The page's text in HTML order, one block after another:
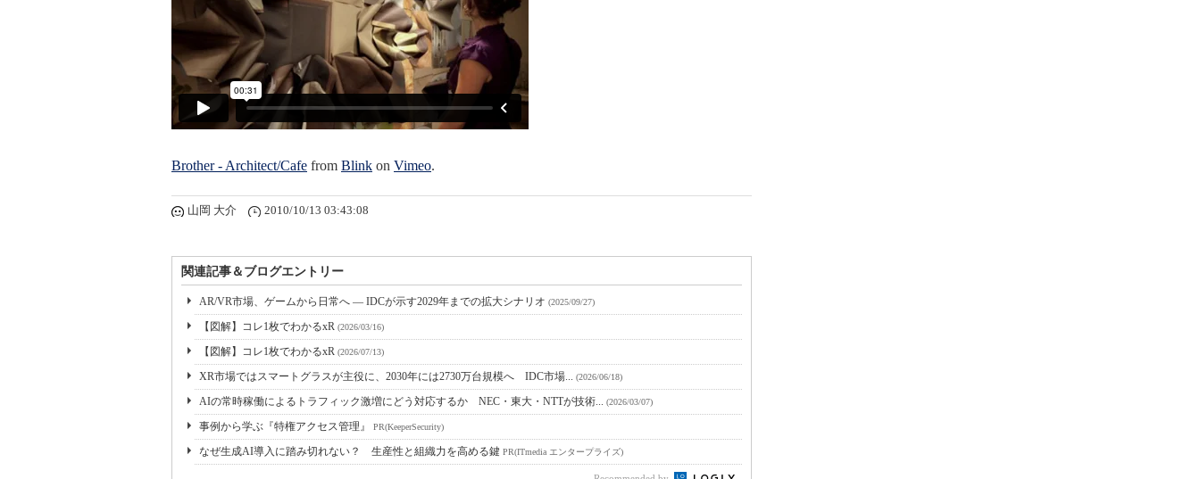
Brother - Architect/Cafe from Blink on Vimeo.
山岡 大介 2010/10/13 03:43:08
関連記事＆ブログエントリー
AR/VR市場、ゲームから日常へ ― IDCが示す2029年までの拡大シナリオ (2025/09/27)
【図解】コレ1枚でわかるxR (2026/03/16)
【図解】コレ1枚でわかるxR (2026/07/13)
XR市場ではスマートグラスが主役に、2030年には2730万台規模へ IDC市場... (2026/06/18)
AIの常時稼働によるトラフィック激増にどう対応するか NEC・東大・NTTが技術... (2026/03/07)
事例から学ぶ『特権アクセス管理』 PR(KeeperSecurity)
なぜ生成AI導入に踏み切れない？ 生産性と組織力を高める鍵 PR(ITmedia エンタープライズ)